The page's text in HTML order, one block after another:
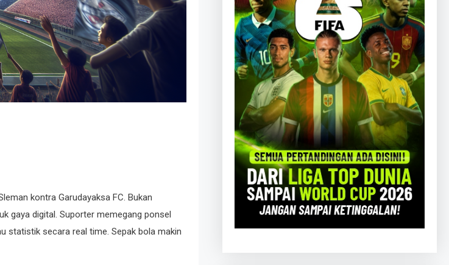
kontra Garudayaksa FC. Bukan
gaya digital. Suporter memegang ponsel
statistik secara real time. Sepak bola makin